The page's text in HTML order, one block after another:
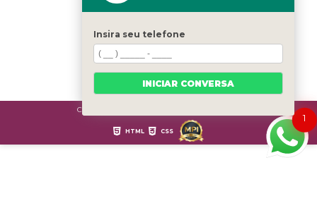
DÚVIDAS FREQUENTES
CATEGORIAS
MAPA DO SITE
Copyright © Cravestak. (Lei 9610 de 19/02/1998)
HTML CSS
1
Insira seu telefone
INICIAR CONVERSA